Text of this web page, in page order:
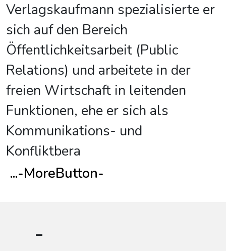
Verlagskaufmann spezialisierte er
sich auf den Bereich
Öffentlichkeitsarbeit (Public
Relations) und arbeitete in der
freien Wirtschaft in leitenden
Funktionen, ehe er sich als
Kommunikations- und
Konfliktbera
...-MoreButton-
-